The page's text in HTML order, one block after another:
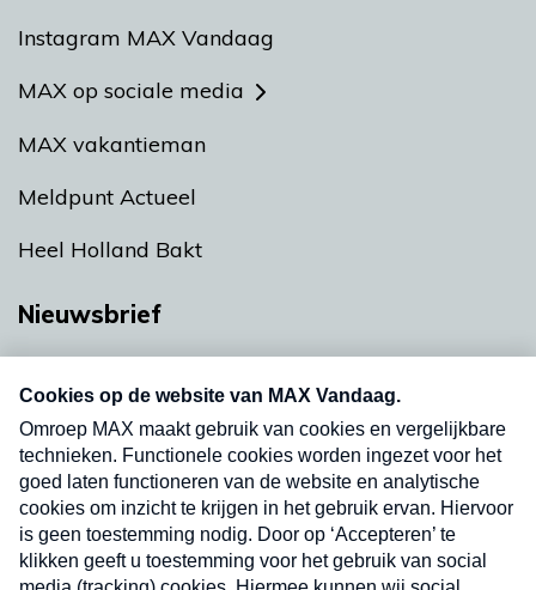
Instagram MAX Vandaag
MAX op sociale media
MAX vakantieman
Meldpunt Actueel
Heel Holland Bakt
Nieuwsbrief
nieuwsbrief. Elke vrijdag- en dinsdagochtend in
uw mailbox.
Verzend